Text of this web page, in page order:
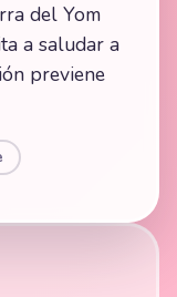
del Yom
a saludar a
previene